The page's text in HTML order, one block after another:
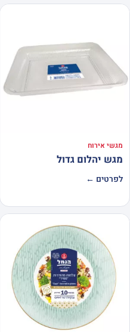
מגשי אירוח
מגש יהלום גדול
לפרטים ←